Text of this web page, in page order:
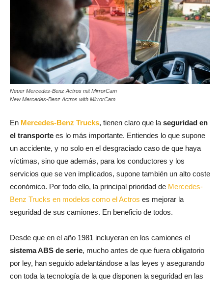
Neuer Mercedes-Benz Actros mit MirrorCam
New Mercedes-Benz Actros with MirrorCam
En Mercedes-Benz Trucks, tienen claro que la seguridad en
el transporte es lo más importante. Entiendes lo que supone
un accidente, y no solo en el desgraciado caso de que haya
víctimas, sino que además, para los conductores y los
servicios que se ven implicados, supone también un alto coste
económico. Por todo ello, la principal prioridad de Mercedes-
Benz Trucks en modelos como el Actros es mejorar la
seguridad de sus camiones. En beneficio de todos.
Desde que en el año 1981 incluyeran en los camiones el
sistema ABS de serie, mucho antes de que fuera obligatorio
por ley, han seguido adelantándose a las leyes y asegurando
con toda la tecnología de la que disponen la seguridad en las